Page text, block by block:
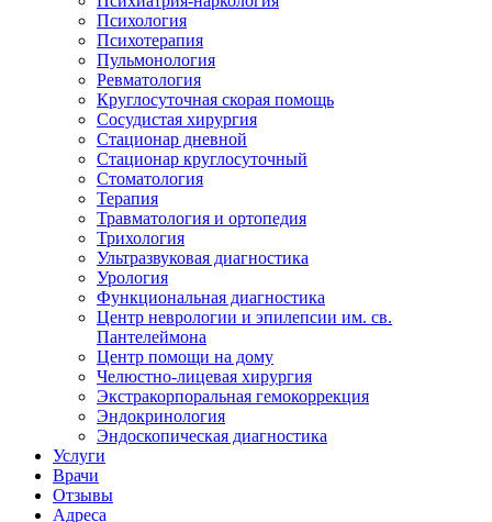
Психология
Психотерапия
Пульмонология
Ревматология
Круглосуточная скорая помощь
Сосудистая хирургия
Стационар дневной
Стационар круглосуточный
Стоматология
Терапия
Травматология и ортопедия
Трихология
Ультразвуковая диагностика
Урология
Функциональная диагностика
Центр неврологии и эпилепсии им. св.
Пантелеймона
Центр помощи на дому
Челюстно-лицевая хирургия
Экстракорпоральная гемокоррекция
Эндокринология
Эндоскопическая диагностика
Услуги
Врачи
Отзывы
Адреса